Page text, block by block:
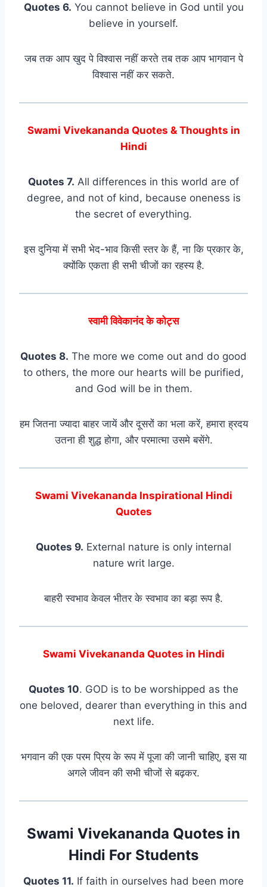
Quotes 6. You cannot believe in God until you
believe in yourself.
जब तक आप खुद पे विश्वास नहीं करते तब तक आप भागवान पे
विश्वास नहीं कर सकते.
Swami Vivekananda Quotes & Thoughts in
Hindi
Quotes 7. All differences in this world are of
degree, and not of kind, because oneness is
the secret of everything.
इस दुनिया में सभी भेद-भाव किसी स्तर के हैं, ना कि प्रकार के,
क्योंकि एकता ही सभी चीजों का रहस्य है.
स्वामी विवेकानंद के कोट्स
Quotes 8. The more we come out and do good
to others, the more our hearts will be purified,
and God will be in them.
हम जितना ज्यादा बाहर जायें और दूसरों का भला करें, हमारा ह्रदय
उतना ही शुद्ध होगा, और परमात्मा उसमे बसेंगे.
Swami Vivekananda Inspirational Hindi
Quotes
Quotes 9. External nature is only internal
nature writ large.
बाहरी स्वभाव केवल भीतर के स्वभाव का बड़ा रूप है.
Swami Vivekananda Quotes in Hindi
Quotes 10. GOD is to be worshipped as the
one beloved, dearer than everything in this and
next life.
भगवान की एक परम प्रिय के रूप में पूजा की जानी चाहिए, इस या
अगले जीवन की सभी चीजों से बढ़कर.
Swami Vivekananda Quotes in
Hindi For Students
Quotes 11. If faith in ourselves had been more